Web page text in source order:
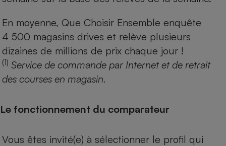
En moyenne, Que Choisir Ensemble enquête
4 500 magasins drives et relève plusieurs
dizaines de millions de prix chaque jour !
(1) Service de commande par Internet et de retrait
des courses en magasin.
Le fonctionnement du comparateur
Vous êtes invité(e) à sélectionner le profil qui